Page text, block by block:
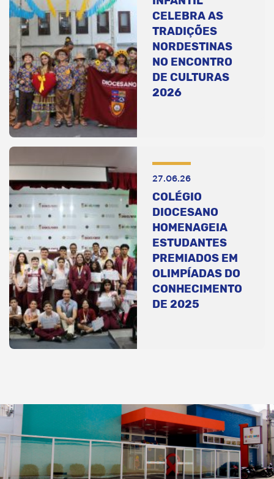
CELEBRA AS
TRADIÇÕES
NORDESTINAS
NO ENCONTRO
DE CULTURAS
2026
27.06.26
COLÉGIO
DIOCESANO
HOMENAGEIA
ESTUDANTES
PREMIADOS EM
OLIMPÍADAS DO
CONHECIMENTO
DE 2025